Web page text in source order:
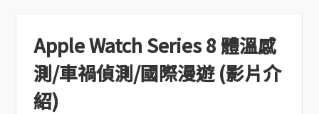
Apple Watch Series 8 體溫感
測/車禍偵測/國際漫遊 (影片介
紹)